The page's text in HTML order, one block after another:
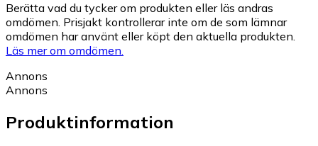
Berätta vad du tycker om produkten eller läs andras
omdömen. Prisjakt kontrollerar inte om de som lämnar
omdömen har använt eller köpt den aktuella produkten.
Läs mer om omdömen.
Annons
Annons
Produktinformation